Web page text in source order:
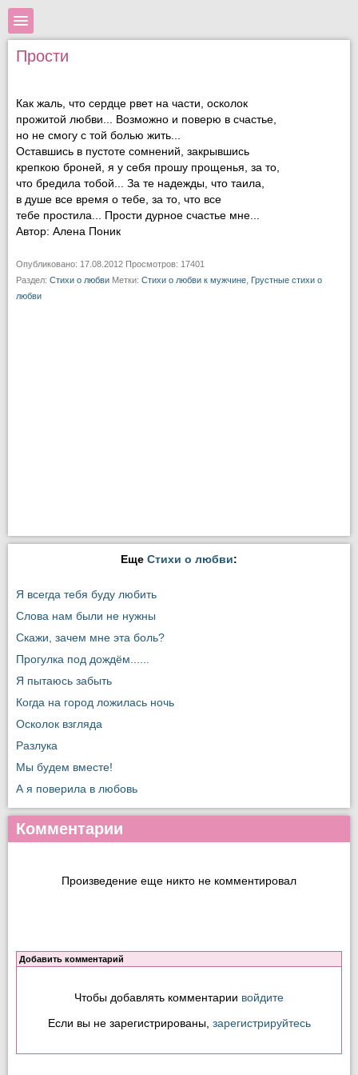
Прости
Как жаль, что сердце рвет на части, осколок
прожитой любви... Возможно и поверю в счастье,
но не смогу с той болью жить...
Оставшись в пустоте сомнений, закрывшись
крепкою броней, я у себя прошу прощенья, за то,
что бредила тобой... За те надежды, что таила,
в душе все время о тебе, за то, что все
тебе простила... Прости дурное счастье мне...
Автор: Алена Поник
Опубликовано: 17.08.2012 Просмотров: 17401
Раздел: Стихи о любви Метки: Стихи о любви к мужчине Грустные стихи о
любви
Еще Стихи о любви:
Я всегда тебя буду любить
Слова нам были не нужны
Скажи, зачем мне эта боль?
Прогулка под дождём......
Я пытаюсь забыть
Когда на город ложилась ночь
Осколок взгляда
Разлука
Мы будем вместе!
А я поверила в любовь
Комментарии
Произведение еще никто не комментировал
Добавить комментарий
Чтобы добавлять комментарии войдите
Если вы не зарегистрированы, зарегистрируйтесь